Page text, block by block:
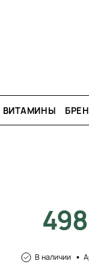
ВИТАМИНЫ
В наличии